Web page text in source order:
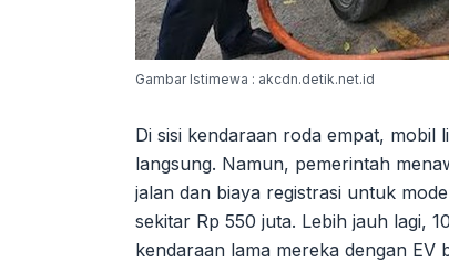
Gambar Istimewa : akcdn.detik.net.id
Di sisi kendaraan roda empat, mobil
langsung. Namun, pemerintah
jalan dan biaya registrasi untuk
sekitar Rp 550 juta. Lebih jauh lagi,
kendaraan lama mereka dengan